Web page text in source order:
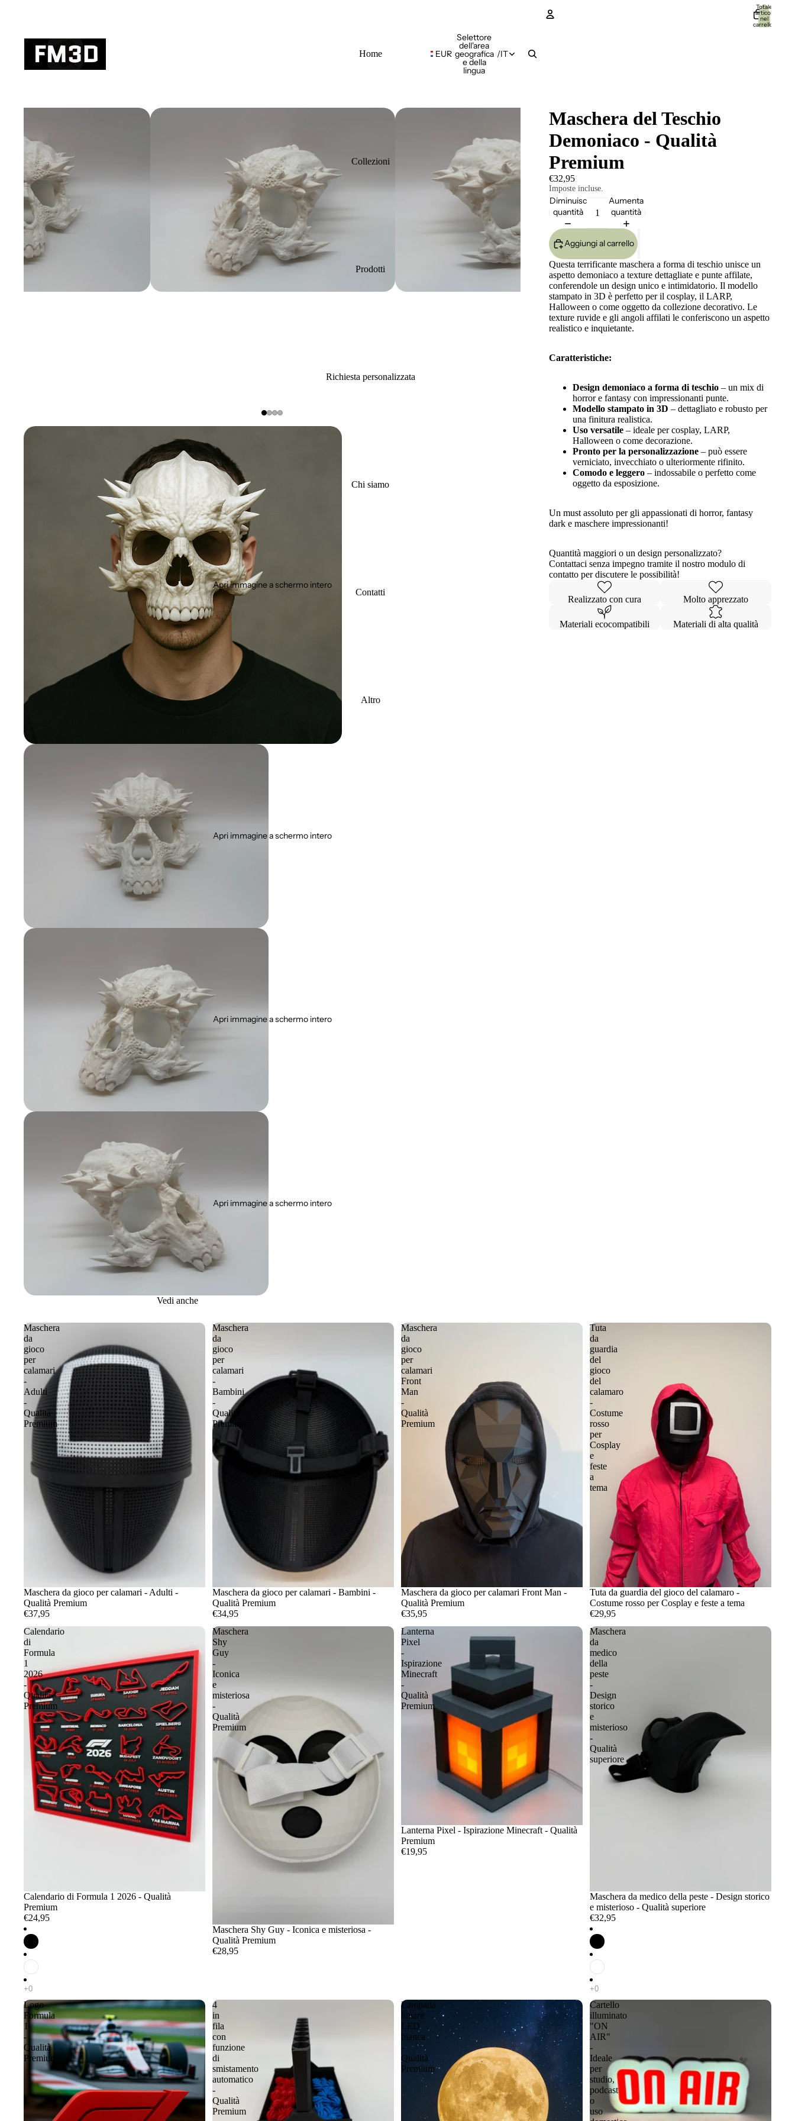
Home
Collezioni
Prodotti
Richiesta personalizzata
Chi siamo
Contatti
Altro
EUR
Selettore
dell'area
geografica
e della
lingua
/IT
Totale
articoli
nel
carrello:
Apri immagine a schermo intero
Apri immagine a schermo intero
Apri immagine a schermo intero
Apri immagine a schermo intero
Maschera del Teschio
Demoniaco - Qualità
Premium
€32,95
Imposte incluse.
Diminuisci
quantità
Aumenta
quantità
Aggiungi al carrello
Questa terrificante maschera a forma di teschio unisce un
aspetto demoniaco a texture dettagliate e punte affilate,
conferendole un design unico e intimidatorio. Il modello
stampato in 3D è perfetto per il cosplay, il LARP,
Halloween o come oggetto da collezione decorativo. Le
texture ruvide e gli angoli affilati le conferiscono un aspetto
realistico e inquietante.
Caratteristiche:
Design demoniaco a forma di teschio – un mix di
horror e fantasy con impressionanti punte.
Modello stampato in 3D – dettagliato e robusto per
una finitura realistica.
Uso versatile – ideale per cosplay, LARP,
Halloween o come decorazione.
Pronto per la personalizzazione – può essere
verniciato, invecchiato o ulteriormente rifinito.
Comodo e leggero – indossabile o perfetto come
oggetto da esposizione.
Un must assoluto per gli appassionati di horror, fantasy
dark e maschere impressionanti!
Quantità maggiori o un design personalizzato?
Contattaci senza impegno tramite il nostro modulo di
contatto per discutere le possibilità!
Realizzato con cura Molto apprezzato
Materiali ecocompatibili Materiali di alta qualità
Vedi anche
Maschera
da
gioco
per
calamari
-
Adulti
-
Qualità
Premium
Maschera da gioco per calamari - Adulti -
Qualità Premium
€37,95
Maschera
da
gioco
per
calamari
-
Bambini
-
Qualità
Premium
Maschera da gioco per calamari - Bambini -
Qualità Premium
€34,95
Maschera
da
gioco
per
calamari
Front
Man
-
Qualità
Premium
Maschera da gioco per calamari Front Man -
Qualità Premium
€35,95
Tuta
da
guardia
del
gioco
del
calamaro
-
Costume
rosso
per
Cosplay
e
feste
a
tema
Tuta da guardia del gioco del calamaro -
Costume rosso per Cosplay e feste a tema
€29,95
Calendario
di
Formula
1
2026
-
Qualità
Premium
Calendario di Formula 1 2026 - Qualità
Premium
€24,95
Maschera
Shy
Guy
-
Iconica
e
misteriosa
-
Qualità
Premium
Maschera Shy Guy - Iconica e misteriosa -
Qualità Premium
€28,95
Lanterna
Pixel
-
Ispirazione
Minecraft
-
Qualità
Premium
Lanterna Pixel - Ispirazione Minecraft - Qualità
Premium
€19,95
Maschera
da
medico
della
peste
-
Design
storico
e
misterioso
-
Qualità
superiore
Maschera da medico della peste - Design storico
e misterioso - Qualità superiore
€32,95
Logo
Formula
1
-
Qualità
Premium
4
in
fila
con
funzione
di
smistamento
automatico
-
Qualità
Premium
Lampada
lunare
LED
bianca
-
Qualità
Premium
Cartello
illuminato
"ON
AIR"
-
Ideale
per
studio,
podcast
o
uso